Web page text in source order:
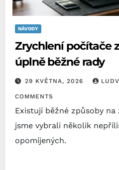
NÁVODY
Zrychlení počítače
úplně běžné rady
29 KVĚTNA, 2026
COMMENTS
Existují běžné způsoby
jsme vybrali několik
opomíjených.